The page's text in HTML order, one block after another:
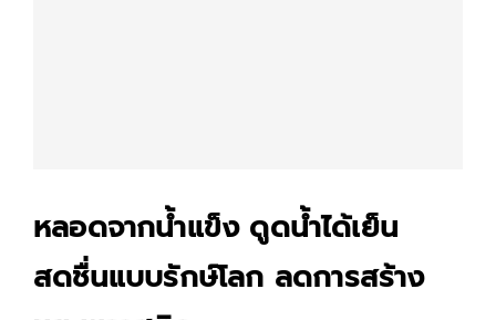
หลอดจากน้ำแข็ง ดูดน้ำได้เย็น
สดชื่นแบบรักษ์โลก ลดการสร้าง